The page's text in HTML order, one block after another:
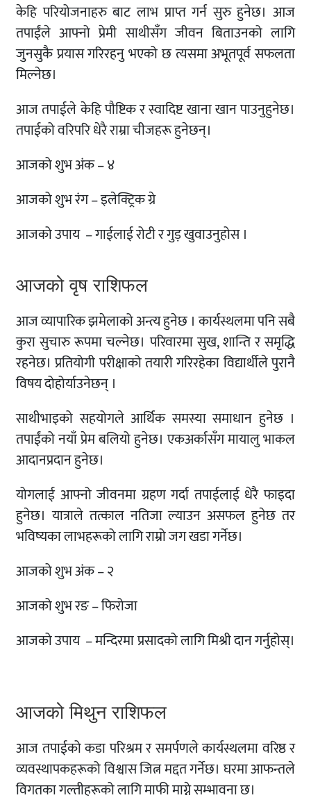
केहि परियोजनाहरु बाट लाभ प्राप्त गर्न सुरु हुनेछ। आज
तपाईंले आफ्नो प्रेमी साथीसँग जीवन बिताउनको लागि
जुनसुकै प्रयास गरिरहनु भएको छ त्यसमा अभूतपूर्व सफलता
मिल्नेछ।
आज तपाईले केहि पौष्टिक र स्वादिष्ट खाना खान पाउनुहुनेछ।
तपाईको वरिपरि धेरै राम्रा चीजहरू हुनेछन्।
आजको शुभ अंक – ४
आजको शुभ रंग – इलेक्ट्रिक ग्रे
आजको उपाय – गाईलाई रोटी र गुड़ खुवाउनुहोस ।
आजको वृष राशिफल
आज व्यापारिक झमेलाको अन्त्य हुनेछ । कार्यस्थलमा पनि सबै
कुरा सुचारु रूपमा चल्नेछ। परिवारमा सुख, शान्ति र समृद्धि
रहनेछ। प्रतियोगी परीक्षाको तयारी गरिरहेका विद्यार्थीले पुरानै
विषय दोहोर्याउनेछन् ।
साथीभाइको सहयोगले आर्थिक समस्या समाधान हुनेछ ।
तपाईंको नयाँ प्रेम बलियो हुनेछ। एकअर्कासँग मायालु भाकल
आदानप्रदान हुनेछ।
योगलाई आफ्नो जीवनमा ग्रहण गर्दा तपाईलाई धेरै फाइदा
हुनेछ। यात्राले तत्काल नतिजा ल्याउन असफल हुनेछ तर
भविष्यका लाभहरूको लागि राम्रो जग खडा गर्नेछ।
आजको शुभ अंक – २
आजको शुभ रङ – फिरोजा
आजको उपाय – मन्दिरमा प्रसादको लागि मिश्री दान गर्नुहोस्।
आजको मिथुन राशिफल
आज तपाईको कडा परिश्रम र समर्पणले कार्यस्थलमा वरिष्ठ र
व्यवस्थापकहरूको विश्वास जित्न मद्दत गर्नेछ। घरमा आफन्तले
विगतका गल्तीहरूको लागि माफी माग्ने सम्भावना छ।